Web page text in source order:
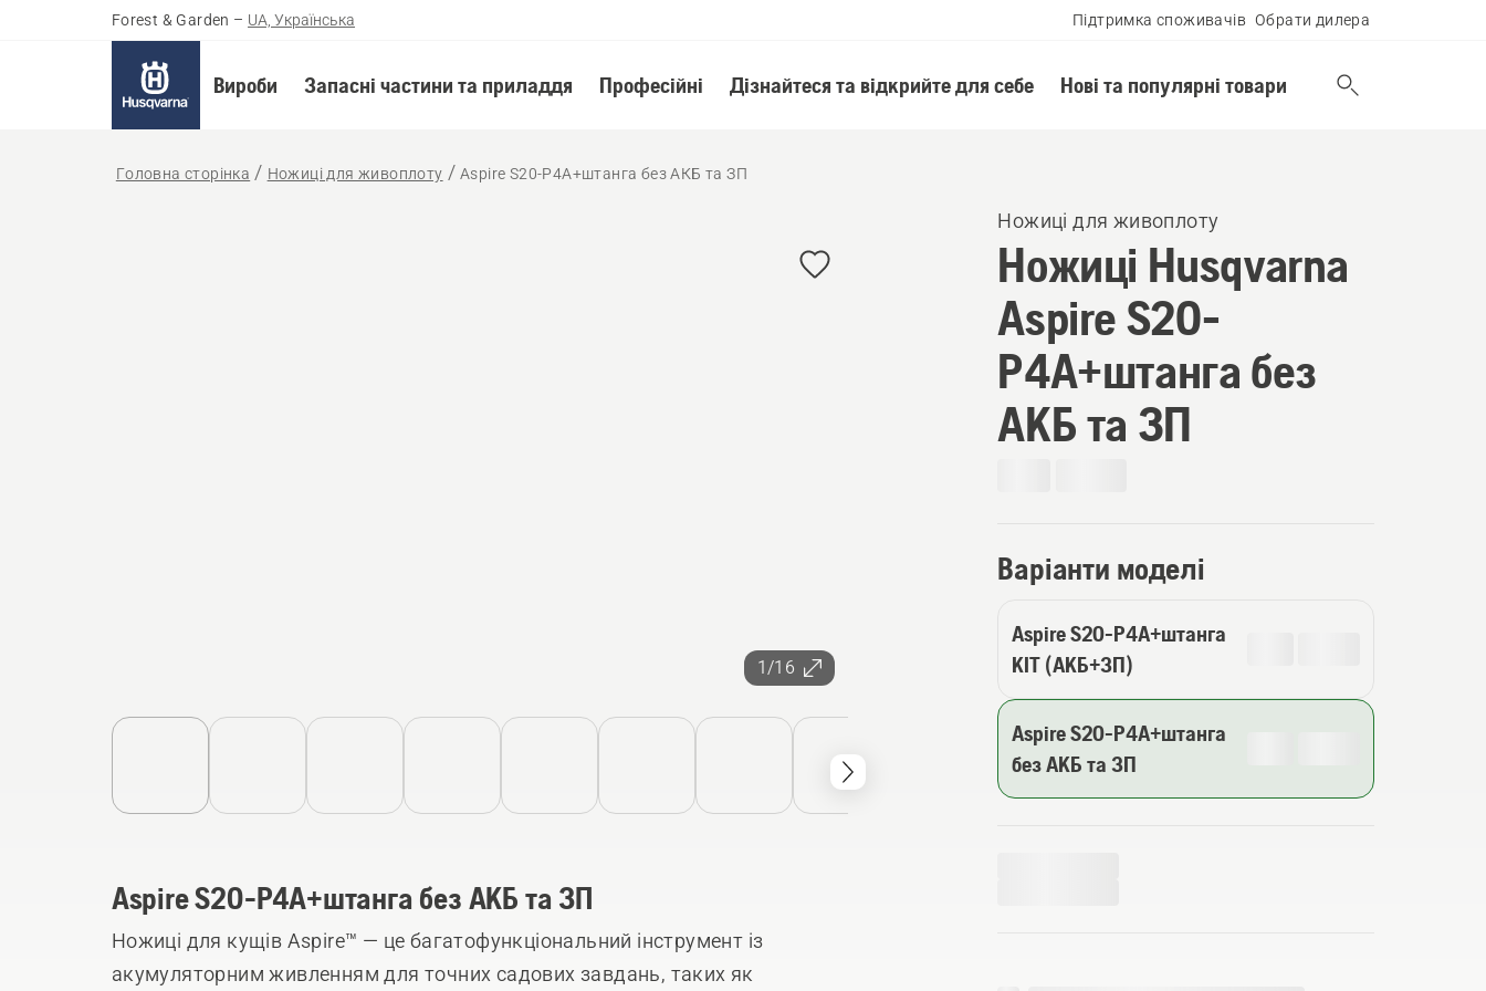
Forest & Garden – UA, Українська Підтримка споживачів Обрати дилера
Вироби Запасні частини та приладдя Професійні Дізнайтеся та відкрийте для себе Нові та популярні товари
Головна сторінка Ножиці для живоплоту Aspire S20-P4A+штанга без АКБ та ЗП
1/16
Ножиці для живоплоту
Ножиці Husqvarna
Aspire S20-
P4A+штанга без
АКБ та ЗП
Варіанти моделі
Aspire S20-P4A+штанга
KIT (АКБ+ЗП)
Aspire S20-P4A+штанга
без АКБ та ЗП
Aspire S20-P4A+штанга без АКБ та ЗП
Ножиці для кущів Aspire™ — це багатофункціональний інструмент із
акумуляторним живленням для точних садових завдань, таких як